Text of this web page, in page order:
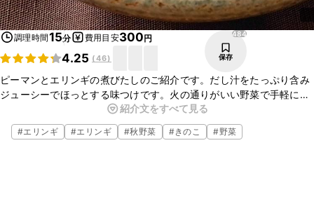
調理時間15分 費用目安300円
4.25 (46)
484
保存
ピーマンとエリンギの煮びたしのご紹介です。だし汁をたっぷり含み
ジューシーでほっとする味つけです。火の通りがいい野菜で手軽にで
きるのでささっと作りたい時にもピッタリですよ。ぜひ、お試しくだ
さいね。
紹介文をすべて見る
#エリンギ #エリンギ #秋野菜 #きのこ #野菜